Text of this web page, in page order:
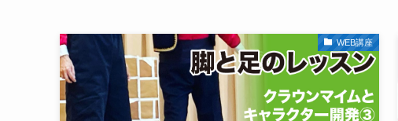
WEB講座